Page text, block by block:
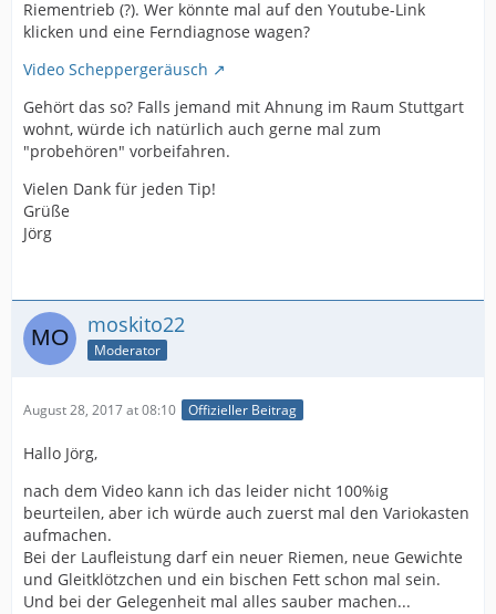
Riementrieb (?). Wer könnte mal auf den Youtube-Link
klicken und eine Ferndiagnose wagen?
Video Scheppergeräusch
Gehört das so? Falls jemand mit Ahnung im Raum Stuttgart
wohnt, würde ich natürlich auch gerne mal zum
"probehören" vorbeifahren.
Vielen Dank für jeden Tip!
Grüße
Jörg
moskito22
Moderator
August 28, 2017 at 08:10 Offizieller Beitrag
Hallo Jörg,
nach dem Video kann ich das leider nicht 100%ig
beurteilen, aber ich würde auch zuerst mal den Variokasten
aufmachen.
Bei der Laufleistung darf ein neuer Riemen, neue Gewichte
und Gleitklötzchen und ein bischen Fett schon mal sein.
Und bei der Gelegenheit mal alles sauber machen...